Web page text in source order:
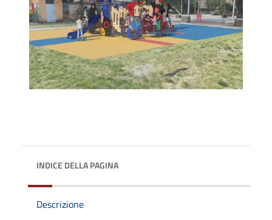
INDICE DELLA PAGINA
Descrizione